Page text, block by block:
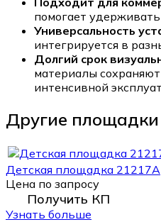
помогает
Универсальность
интегрируется в
Долгий срок
материалы
интенсивной
Другие площадки
Детская площадка 21217А
Цена по запросу
Получить КП
Узнать больше